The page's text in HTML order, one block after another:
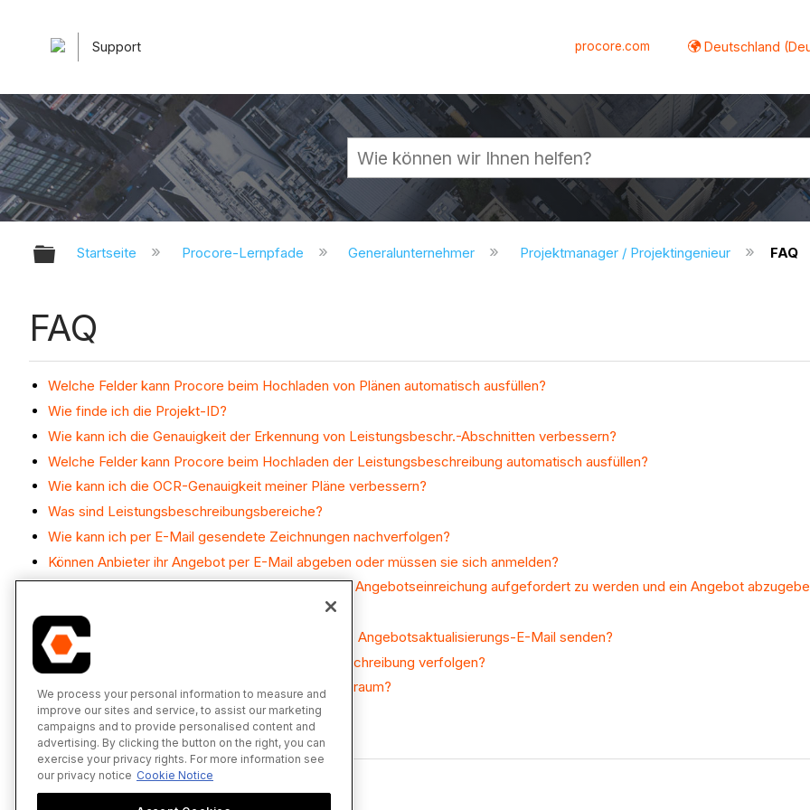
Support procore.com Deutschland
Globale Hierarchie auf- und zuklappen
Startseite Procore-Lernpfade Generalunternehmer Projektmanager / Projektingenieur FAQ
FAQ
Welche Felder kann Procore beim Hochladen von Plänen automatisch ausfüllen?
Wie finde ich die Projekt-ID?
Wie kann ich die Genauigkeit der Erkennung von Leistungsbeschr.-Abschnitten verbessern?
Welche Felder kann Procore beim Hochladen der Leistungsbeschreibung automatisch ausfüllen?
Wie kann ich die OCR-Genauigkeit meiner Pläne verbessern?
Was sind Leistungsbeschreibungsbereiche?
Wie kann ich per E-Mail gesendete Zeichnungen nachverfolgen?
Können Anbieter ihr Angebot per E-Mail abgeben oder müssen sie sich anmelden?
Welche Berechtigungen benötigen Bieter, um zur Angebotseinreichung aufgefordert zu werden und ein Angebot
Wie läuft das Angebotsverfahren für den Bau ab?
Kann ich jedem Lieferanten/Subunternehmer eine Angebotsaktualisierungs-E-Mail senden?
Wie kann ich per E-Mail gesendete Leistungsbeschreibung verfolgen?
Warum fehlt mein Ausschreibungspaket im Bieterraum?
Zurück zum Anfang
We process your personal information to measure and
improve our sites and service, to assist our marketing
campaigns and to provide personalised content and
advertising. By clicking the button on the right, you can
exercise your privacy rights. For more information see
our privacy notice Cookie Notice